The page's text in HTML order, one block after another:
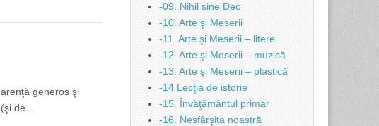
generos şi
de…
-09. Nihil sine Deo
-10. Arte şi Meserii
-11. Arte şi Meserii – litere
-12. Arte şi Meserii – muzică
-13. Arte şi Meserii – plastică
-14 Lecţia de istorie
-15. Învăţământul primar
-16. Nesfârşita noastră